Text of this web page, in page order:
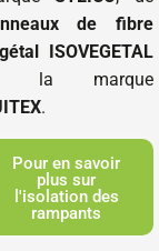
de fibre
ISOVEGETAL
la marque
.
Pour en savoir
plus sur
l'isolation des
rampants